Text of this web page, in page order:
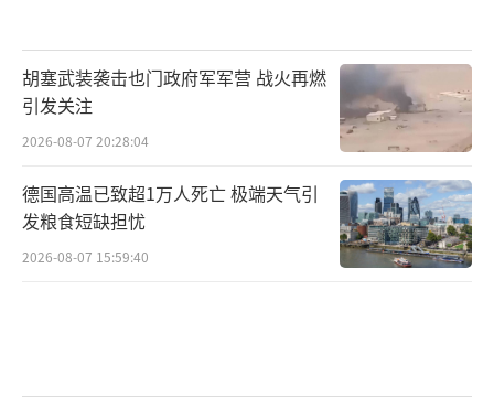
胡塞武装袭击也门政府军军营 战火再燃
引发关注
2026-08-07 20:28:04
德国高温已致超1万人死亡 极端天气引
发粮食短缺担忧
2026-08-07 15:59:40